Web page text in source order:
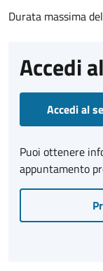
Durata massima
Accedi
Accedi al
Puoi ottenere
appuntamento